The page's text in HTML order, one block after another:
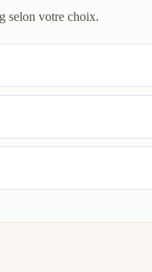
selon votre choix.